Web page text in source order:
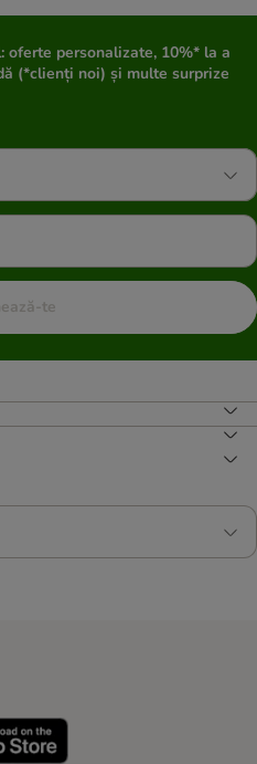
oferte personalizate, 10%* la a
(*clienți noi) și multe surprize
te